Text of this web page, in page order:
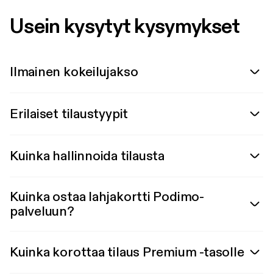
Usein kysytyt kysymykset
Ilmainen kokeilujakso
Erilaiset tilaustyypit
Kuinka hallinnoida tilausta
Kuinka ostaa lahjakortti Podimo-
palveluun?
Kuinka korottaa tilaus Premium -tasolle